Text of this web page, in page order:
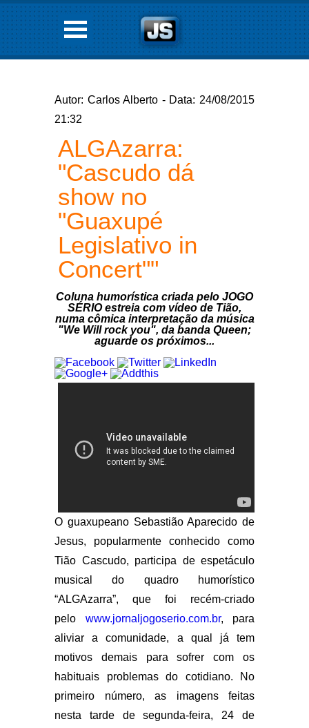
Autor: Carlos Alberto - Data: 24/08/2015
21:32
ALGAzarra:
"Cascudo dá
show no
"Guaxupé
Legislativo in
Concert""
Coluna humorística criada pelo JOGO
SÉRIO estreia com vídeo de Tião,
numa cômica interpretação da música
"We Will rock you", da banda Queen;
aguarde os próximos...
O guaxupeano Sebastião Aparecido de
Jesus, popularmente conhecido como
Tião Cascudo, participa de espetáculo
musical do quadro humorístico
“ALGAzarra”, que foi recém-criado
pelo www.jornaljogoserio.com.br, para
aliviar a comunidade, a qual já tem
motivos demais para sofrer com os
habituais problemas do cotidiano. No
primeiro número, as imagens feitas
nesta tarde de segunda-feira, 24 de